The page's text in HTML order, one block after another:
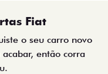
Fiat
o seu carro novo
então corra